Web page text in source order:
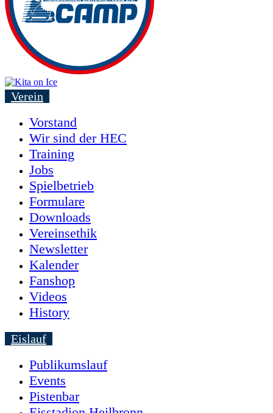
Verein
Vorstand
Wir sind der HEC
Training
Jobs
Spielbetrieb
Formulare
Downloads
Vereinsethik
Newsletter
Kalender
Fanshop
Videos
History
Eislauf
Publikumslauf
Events
Pistenbar